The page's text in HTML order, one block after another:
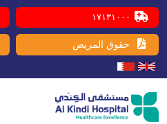
١٧١٣١٠٠٠
حقوق المريض